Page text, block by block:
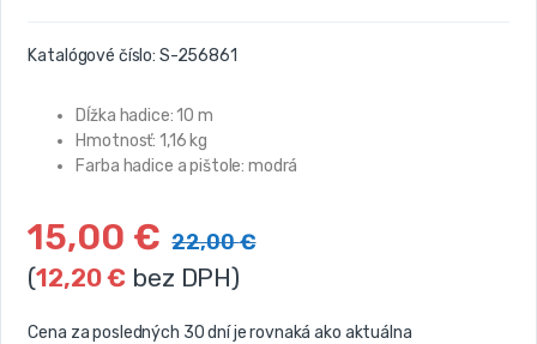
Katalógové číslo: S-256861
Dĺžka hadice: 10 m
Hmotnosť: 1,16 kg
Farba hadice a pištole: modrá
15,00 € 22,00€
(12,20€ bez DPH)
Cena za posledných 30 dní je rovnaká ako aktuálna